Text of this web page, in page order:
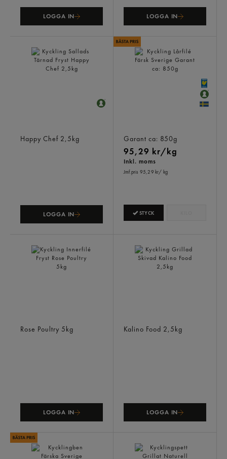
LOGGA IN LOGGA IN
Happy Chef 2,5kg
LOGGA IN
Garant ca: 850g
95,29 kr/kg
Inkl. moms
Jmf.pris 95,29 kr/ kg
STYCK
Rose Poultry 5kg
LOGGA IN
Kalino Food 2,5kg
LOGGA IN